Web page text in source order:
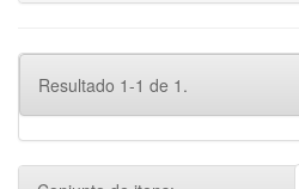
Resultado 1-1 de 1.